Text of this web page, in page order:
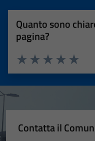
Quanto sono
pagina?
Valuta
Valuta 4
Valuta 3 stelle
Valuta 2 stelle su 5
Valuta 1 stelle su 5
Contatta il